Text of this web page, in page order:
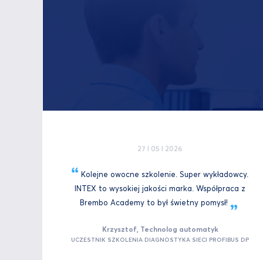
27 I 05 I 2026
Kolejne owocne szkolenie. Super wykładowcy.
INTEX to wysokiej jakości marka. Współpraca z
Brembo Academy to był świetnypomysł!
Krzysztof, Technolog automatyk
UCZESTNIK SZKOLENIA DIAGNOSTYKA SIECI PROFIBUS DP